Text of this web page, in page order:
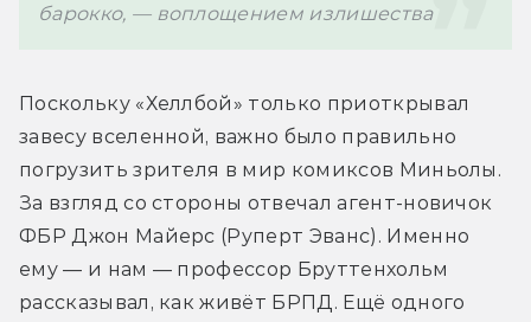
барокко, — воплощением излишества
Поскольку «Хеллбой» только приоткрывал
завесу вселенной, важно было правильно
погрузить зрителя в мир комиксов Миньолы.
За взгляд со стороны отвечал агент-новичок
ФБР Джон Майерс (Руперт Эванс). Именно
ему — и нам — профессор Бруттенхольм
рассказывал, как живёт БРПД. Ещё одного